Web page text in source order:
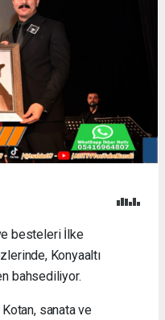
besteleri İlke
Konyaaltı
bahsediliyor.
sanata ve